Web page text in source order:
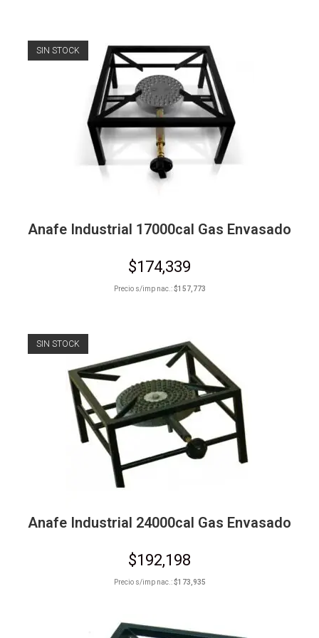
SIN STOCK
Anafe Industrial 17000cal Gas Envasado
$174,339
Precio s/imp nac.:$157,773
SIN STOCK
Anafe Industrial 24000cal Gas Envasado
$192,198
Precio s/imp nac.:$173,935